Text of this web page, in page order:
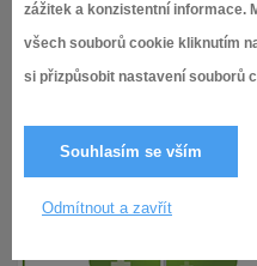
zážitek a konzistentní informace.
všech souborů cookie kliknutím
si přizpůsobit nastavení souborů
Souhlasím se vším
Odmítnout a zavřít